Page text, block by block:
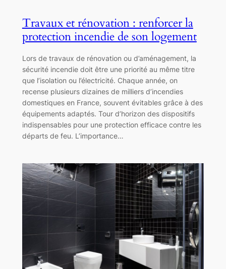
Travaux et rénovation : renforcer la
protection incendie de son logement
Lors de travaux de rénovation ou d’aménagement, la
sécurité incendie doit être une priorité au même titre
que l’isolation ou l’électricité. Chaque année, on
recense plusieurs dizaines de milliers d’incendies
domestiques en France, souvent évitables grâce à des
équipements adaptés. Tour d’horizon des dispositifs
indispensables pour une protection efficace contre les
départs de feu. L’importance…